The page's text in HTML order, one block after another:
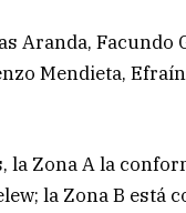
Aranda, Facundo
Mendieta,
Zona A la
la Zona B está